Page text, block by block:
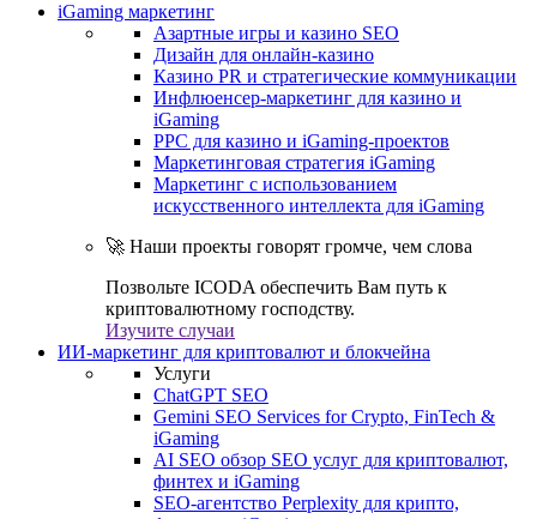
iGaming маркетинг
Азартные игры и казино SEO
Дизайн для онлайн-казино
Казино PR и стратегические коммуникации
Инфлюенсер-маркетинг для казино и
iGaming
PPC для казино и iGaming-проектов
Маркетинговая стратегия iGaming
Маркетинг с использованием
искусственного интеллекта для iGaming
🚀 Наши проекты говорят громче, чем слова
Позвольте ICODA обеспечить Вам путь к
криптовалютному господству.
Изучите случаи
ИИ-маркетинг для криптовалют и блокчейна
Услуги
ChatGPT SEO
Gemini SEO Services for Crypto, FinTech &
iGaming
AI SEO обзор SEO услуг для криптовалют,
финтех и iGaming
SEO-агентство Perplexity для крипто,